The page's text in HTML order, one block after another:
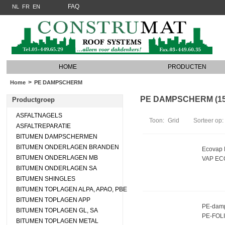
NL FR EN FAQ
HOME PRODUCTEN
Home > PE DAMPSCHERM
Productgroep
ASFALTNAGELS
ASFALTREPARATIE
BITUMEN DAMPSCHERMEN
BITUMEN ONDERLAGEN BRANDEN
BITUMEN ONDERLAGEN MB
BITUMEN ONDERLAGEN SA
BITUMEN SHINGLES
BITUMEN TOPLAGEN ALPA, APAO, PBE
BITUMEN TOPLAGEN APP
BITUMEN TOPLAGEN GL, SA
BITUMEN TOPLAGEN METAL
PE DAMPSCHERM
Toon: Grid Sorteer op:
Ecovap
VAP
PE-
PE-